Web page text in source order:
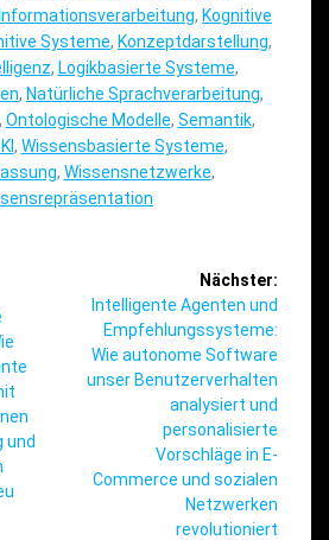
, Kognitive
Systeme, Konzeptdarstellung,
, Logikbasierte Systeme,
, Natürliche Sprachverarbeitung,
, Ontologische Modelle, Semantik,
, Wissensbasierte Systeme,
, Wissensnetzwerke,
und
Nächster:
Nächster
Beitrag:
Intelligente Agenten und
Empfehlungssysteme:
Wie autonome Software
unser Benutzerverhalten
analysiert und
personalisierte
Vorschläge in E-
Commerce und sozialen
Netzwerken
revolutioniert